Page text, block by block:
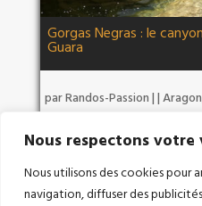
Nous respectons votre
Nous utilisons des cookies pour
navigation, diffuser des
Gorgas Negras : le
Guara
parRandos-Passion | | Aragon